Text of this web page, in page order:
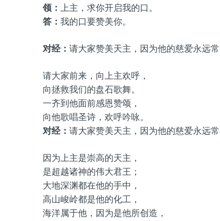
领： 上主，求你开启我的口。
答： 我的口要赞美你。
对经： 请大家赞美天主，因为他的慈爱永远
请大家前来，向上主欢呼，
向拯救我们的盘石歌舞。
一齐到他面前感恩赞颂，
向他歌唱圣诗，欢呼吟咏。
对经： 请大家赞美天主，因为他的慈爱永远
因为上主是崇高的天主，
是超越诸神的伟大君王；
大地深渊都在他的手中，
高山峻岭都是他的化工，
海洋属于他，因为是他所创造，